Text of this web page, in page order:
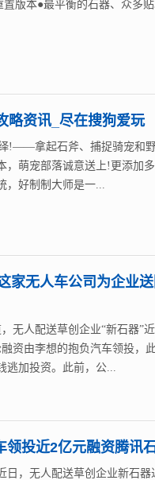
置版本●最平衡的石器、众多
略资讯_尽在搜狗爱玩
!——拿起石斧、捕捉骑宠和
，萌宠部落诚意送上!更添加
，好制制大师是一...
家无人车公司为企业
无人配送草创企业“新石器”
资由李想的抱负汽车领投，
逃加投资。此前，公...
领投近2亿元融资腾讯
日，无人配送草创企业新石